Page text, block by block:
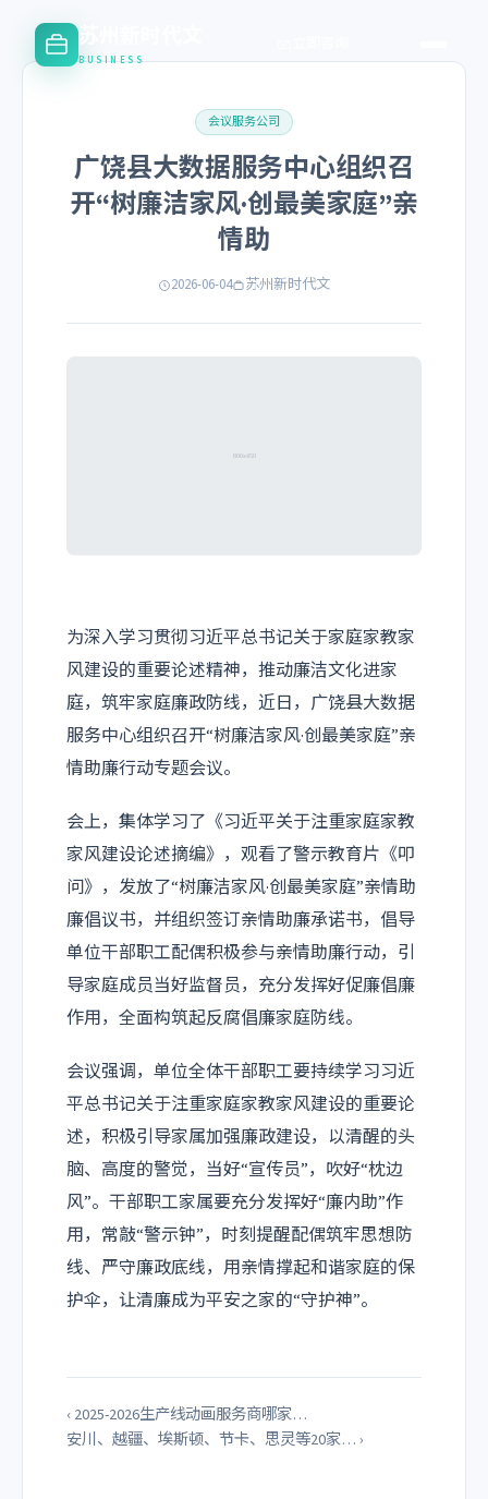
苏州新时代文
BUSINESS
会议服务公司
广饶县大数据服务中心组织召
开“树廉洁家风·创最美家庭”亲
情助
2026-06-04 苏州新时代文
为深入学习贯彻习近平总书记关于家庭家教家
风建设的重要论述精神，推动廉洁文化进家
庭，筑牢家庭廉政防线，近日，广饶县大数据
服务中心组织召开“树廉洁家风·创最美家庭”亲
情助廉行动专题会议。
会上，集体学习了《习近平关于注重家庭家教
家风建设论述摘编》，观看了警示教育片《叩
问》，发放了“树廉洁家风·创最美家庭”亲情助
廉倡议书，并组织签订亲情助廉承诺书，倡导
单位干部职工配偶积极参与亲情助廉行动，引
导家庭成员当好监督员，充分发挥好促廉倡廉
作用，全面构筑起反腐倡廉家庭防线。
会议强调，单位全体干部职工要持续学习习近
平总书记关于注重家庭家教家风建设的重要论
述，积极引导家属加强廉政建设，以清醒的头
脑、高度的警觉，当好“宣传员”，吹好“枕边
风”。干部职工家属要充分发挥好“廉内助”作
用，常敲“警示钟”，时刻提醒配偶筑牢思想防
线、严守廉政底线，用亲情撑起和谐家庭的保
护伞，让清廉成为平安之家的“守护神”。
‹ 2025-2026生产线动画服务商哪家…
安川、越疆、埃斯顿、节卡、思灵等20家… ›